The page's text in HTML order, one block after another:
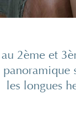
2ème et
les longues